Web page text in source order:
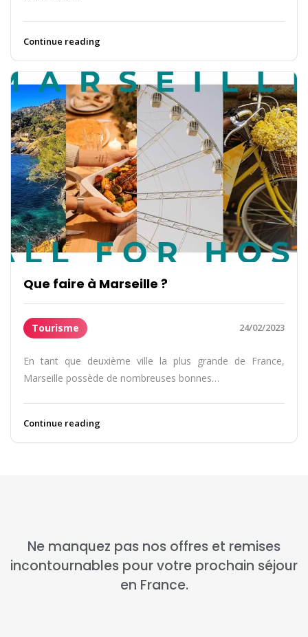
Continue reading
Que faire à Marseille ?
Tourisme 24/02/2023
En tant que deuxième ville la plus grande de France,
Marseille possède de nombreuses bonnes…
Continue reading
Ne manquez pas nos offres et remises
incontournables pour votre prochain séjour
en France.